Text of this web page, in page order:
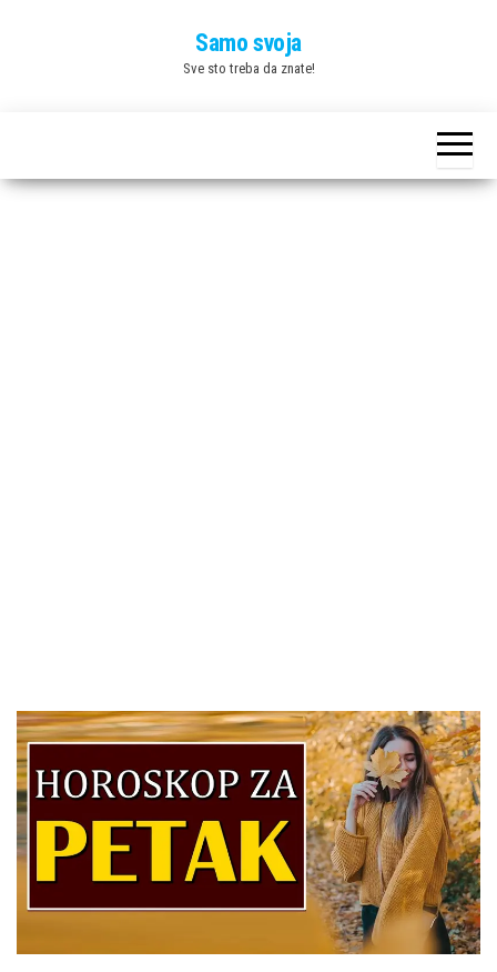
Samo svoja
Sve sto treba da znate!